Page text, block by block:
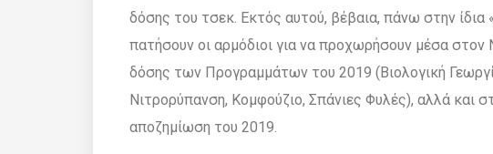
δόσης του τσεκ. Εκτός αυτού, βέβαια, πάνω στην ίδια
πατήσουν οι αρµόδιοι για να προχωρήσουν µέσα
δόσης των Προγραµµάτων του 2019 (Βιολογική
Νιτρορύπανση, Κοµφούζιο, Σπάνιες Φυλές), αλλά και
αποζηµίωση του 2019.